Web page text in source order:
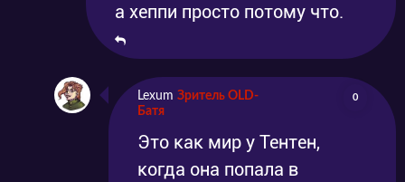
а хеппи просто потому что.
Lexum Зритель OLD-
Батя
0
Это как мир у Тентен,
когда она попала в